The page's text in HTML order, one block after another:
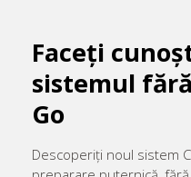
Faceți
sistemul
Go
Descoperiți noul sistem